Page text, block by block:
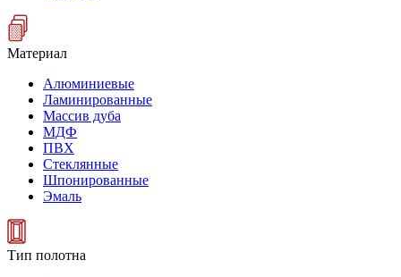
Материал
Алюминиевые
Ламинированные
Массив дуба
МДФ
ПВХ
Стеклянные
Шпонированные
Эмаль
Тип полотна